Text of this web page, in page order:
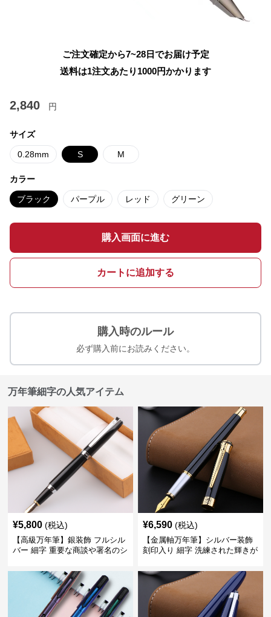
ご注文確定から7~28日でお届け予定
送料は1注文あたり 1000円かかります
2,840 円
サイズ
0.28mm S M
カラー
ブラック パープル レッド グリーン
購入画面に進む
カートに追加する
購入時のルール
必ず購入前にお読みください。
万年筆細字の人気アイテム
¥5,800 (税込)
【高級万年筆】銀装飾 フルシル
バー 細字 重要な商談や署名のシ
てくれる
¥6,590 (税込)
【金属軸万年筆】シルバー装飾
刻印入り 細字 洗練された輝きが